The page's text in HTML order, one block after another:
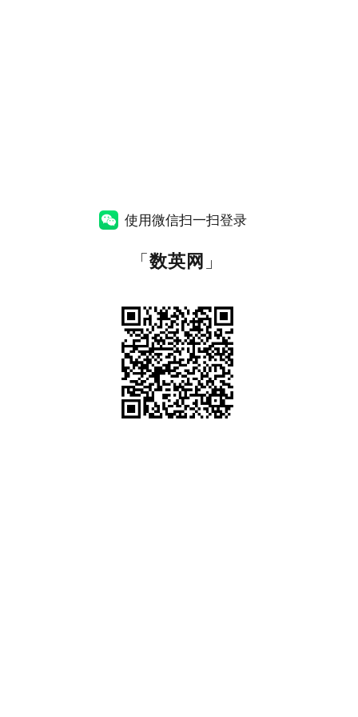
使用微信扫一扫登录
「数英网 」